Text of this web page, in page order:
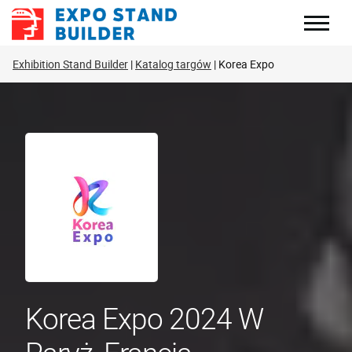
Skip
Exhibition Stand Builder Katalog targów Korea Expo
Korea Expo 2024 W